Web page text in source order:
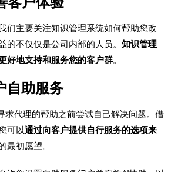
主要关注知识管理系统如何帮助您改
的不仅仅是公司内部的人员。知识管理
好地支持和服务您的客户群。
助服务
代理的帮助之前尝试自己解决问题。借
可以通过向客户提供自行服务的选项来
最初愿望。